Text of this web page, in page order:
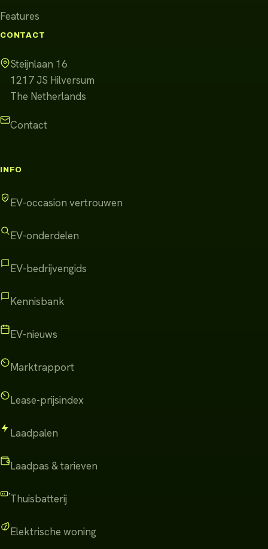
Features
CONTACT
Steijnlaan 16
1217 JS Hilversum
The Netherlands
Contact
INFO
EV-occasion vertrouwen
EV-onderdelen
EV-bedrijvengids
Kennisbank
EV-nieuws
Marktrapport
Lease-prijsindex
Laadpalen
Laadpas & tarieven
Thuisbatterij
Elektrische woning